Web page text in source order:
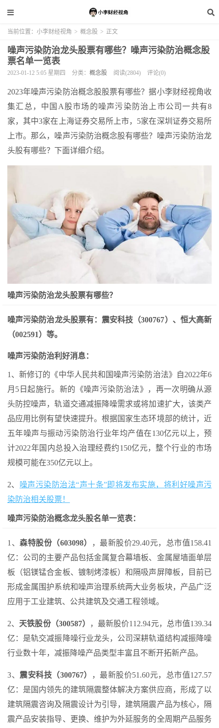
当前位置： 小李财经视角 > 概念股 > 正文
噪声污染防治龙头股票有哪些？噪声污染防治概念股
票名单一览表
2023-01-12 5:05 星期四 分类： 概念股 阅读(2804) 评论(0)
2023年噪声污染防治概念股股票有哪些？据小李财经视角收
集汇总，中国A股市场的噪声污染防治上市公司一共有8
家，其中3家在上海证券交易所上市，5家在深圳证券交易所
上市。那么，噪声污染防治概念股有哪些？噪声污染防治龙
头股有哪些？下面详细介绍。
噪声污染防治龙头股票有哪些？
噪声污染防治龙头股票有：震安科技（300767）、恒大高新
（002591）等。
噪声污染防治利好消息：
1、新修订的《中华人民共和国噪声污染防治法》自2022年6
月5日起施行。新的《噪声污染防治法》，再一次明确从源
头防控噪声，轨道交通减振降噪需求或将加速扩大，该类产
品应用比例有望快速提升。根据国家生态环境部的统计，近
五年噪声与振动污染防治行业年均产值在130亿元以上，预
计2022年国内总投入治理经费约150亿元，整个行业的市场
规模可能在350亿元以上。
2、
噪声污染防治法“声十条”即将发布实施，将利好噪声污
染防治相关股票！
噪声污染防治概念龙头股名单一览表：
1、 森特股份（603098）
，最新股价29.40元，总市值158.41
亿：公司的主要产品包括金属复合幕墙板、金属屋墙面单层
板（铝镁锰合金板、镀制烤漆板）和隔吸声屏障板，目前已
形成金属围护系统和噪声治理系统两大业务板块，产品广泛
应用于工业建筑、公共建筑及交通工程领域。
2、 天铁股份（300587）
，最新股价112.94元，总市值139.34
亿：是轨交减振降噪行业龙头，公司深耕轨道结构减振降噪
行业数十年，减振降噪产品类型丰富且不断开拓新产品。
3、 震安科技（300767）
，最新股价51.60元，总市值127.57
亿：是国内领先的建筑隔震整体解决方案供应商，形成了以
建筑隔震咨询及隔震设计为引导，建筑隔震产品为核心，隔
震产品安装指导、更换、维护为外延服务的全周期产品服务